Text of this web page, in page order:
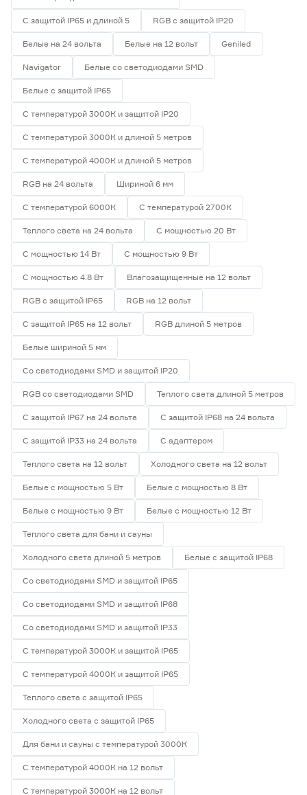
С защитой IP65 и длиной 5 RGB с защитой IP20
Белые на 24 вольта Белые на 12 вольт Geniled
Navigator Белые со светодиодами SMD
Белые с защитой IP65
С температурой 3000К и защитой IP20
С температурой 3000К и длиной 5 метров
С температурой 4000К и длиной 5 метров
RGB на 24 вольта Шириной 6 мм
С температурой 6000К С температурой 2700К
Теплого света на 24 вольта С мощностью 20 Вт
С мощностью 14 Вт С мощностью 9 Вт
С мощностью 4.8 Вт Влагозащищенные на 12 вольт
RGB с защитой IP65 RGB на 12 вольт
С защитой IP65 на 12 вольт RGB длиной 5 метров
Белые шириной 5 мм
Со светодиодами SMD и защитой IP20
RGB со светодиодами SMD Теплого света длиной 5 метров
С защитой IP67 на 24 вольта С защитой IP68 на 24 вольта
С защитой IP33 на 24 вольта С адаптером
Теплого света на 12 вольт Холодного света на 12 вольт
Белые с мощностью 5 Вт Белые с мощностью 8 Вт
Белые с мощностью 9 Вт Белые с мощностью 12 Вт
Теплого света для бани и сауны
Холодного света длиной 5 метров Белые с защитой IP68
Со светодиодами SMD и защитой IP65
Со светодиодами SMD и защитой IP68
Со светодиодами SMD и защитой IP33
С температурой 3000К и защитой IP65
С температурой 4000К и защитой IP65
Теплого света с защитой IP65
Холодного света с защитой IP65
Для бани и сауны с температурой 3000К
С температурой 4000К на 12 вольт
С температурой 3000К на 12 вольт